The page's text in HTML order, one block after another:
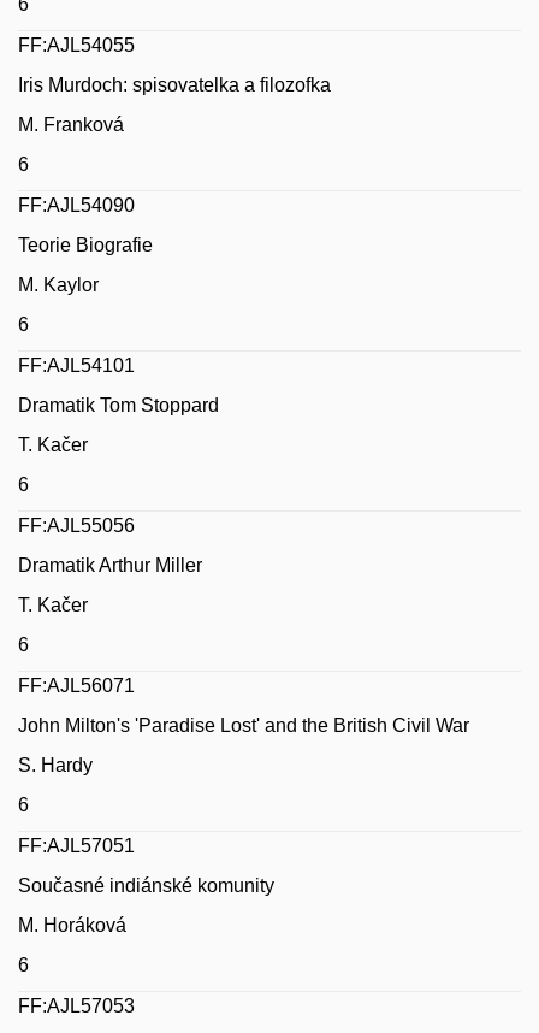
FF:AJL54055
Iris Murdoch: spisovatelka a filozofka
M. Franková
6
FF:AJL54090
Teorie Biografie
M. Kaylor
6
FF:AJL54101
Dramatik Tom Stoppard
T. Kačer
6
FF:AJL55056
Dramatik Arthur Miller
T. Kačer
6
FF:AJL56071
John Milton's 'Paradise Lost' and the British Civil War
S. Hardy
6
FF:AJL57051
Současné indiánské komunity
M. Horáková
6
FF:AJL57053